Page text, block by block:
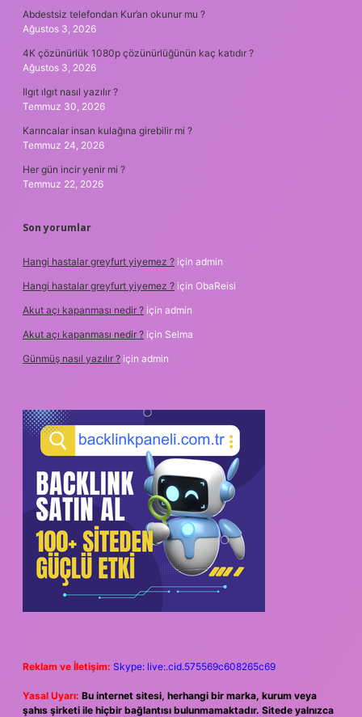
Abdestsiz telefondan Kur’an okunur mu ?
Ağustos 3, 2026
4K çözünürlük 1080p çözünürlüğünün kaç katıdır ?
Ağustos 3, 2026
Ilgıt ılgıt nasıl yazılır ?
Temmuz 30, 2026
Karıncalar insan kulağına girebilir mi ?
Temmuz 24, 2026
Her gün incir yenir mi ?
Temmuz 22, 2026
Son yorumlar
Hangi hastalar greyfurt yiyemez ? için admin
Hangi hastalar greyfurt yiyemez ? için ObaReisi
Akut açı kapanması nedir ? için admin
Akut açı kapanması nedir ? için Selma
Günmüş nasıl yazılır ? için admin
Reklam ve İletişim: Skype: live:.cid.575569c608265c69
Yasal Uyarı: Bu internet sitesi, herhangi bir marka, kurum veya
şahıs şirketi ile hiçbir bağlantısı bulunmamaktadır. Sitede yalnızca